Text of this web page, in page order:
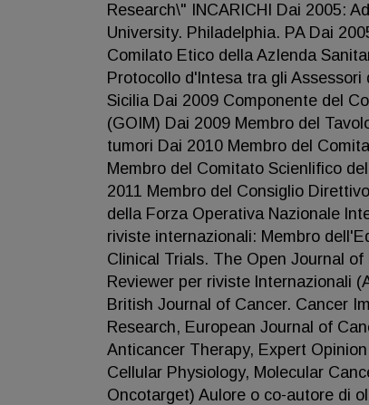
Research\" INCARICHI Dai 2005:
University. Philadelphia. PA Dai
Comilato Etico della AzIenda
Protocollo d'lntesa tra gli
Sicilia Dai 2009 Componente del
(GOIM) Dai 2009 Membro del
tumori Dai 2010 Membro del
Membro del Comitato Scienlifico
2011 Membro del Consiglio
della Forza Operativa Nazionale
riviste internazionali: Membro
Clinical Trials. The Open Journal
Reviewer per riviste lnternazionali
British Journal of Cancer. Cancer
Research, European Journal of
Anticancer Therapy, Expert
Cellular Physiology, Molecular
Oncotarget) Aulore o co-autore di